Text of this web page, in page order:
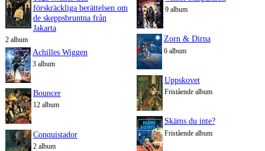
förskräckliga berättelsen om
de skeppsbruntna från
Jakarta
2 album
Achilles Wiggen
3 album
Bouncer
12 album
Conquistador
2 album
9 album
Zorn & Dirna
6 album
Uppskovet
Fristående album
Skäms du inte?
Fristående album